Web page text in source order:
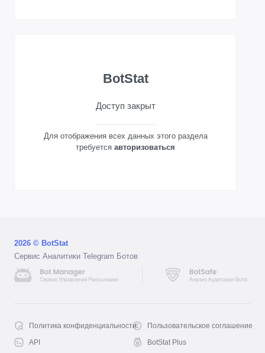
BotStat
Доступ закрыт
Для отображения всех данных этого раздела
требуется авторизоваться
2026 © BotStat
Сервис Аналитики Telegram Ботов
Политика конфиденциальности
Пользовательское соглашение
API
BotStat Plus